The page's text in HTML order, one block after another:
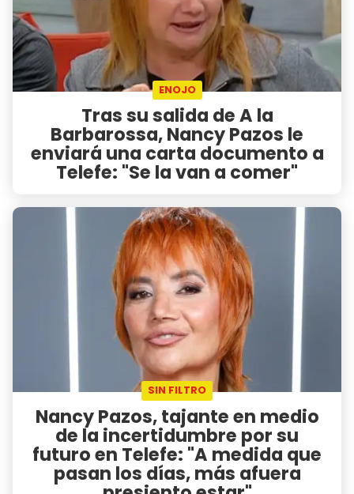
ENOJO
Tras su salida de A la
Barbarossa, Nancy Pazos le
enviará una carta documento a
Telefe: "Se la van a comer"
SIN FILTRO
Nancy Pazos, tajante en medio
de la incertidumbre por su
futuro en Telefe: "A medida que
pasan los días, más afuera